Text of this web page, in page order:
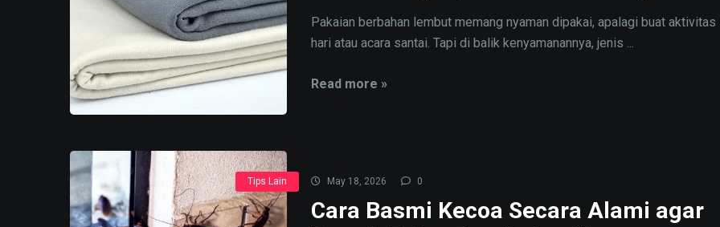
Pakaian berbahan lembut memang nyaman dipakai, apalagi buat aktivitas
hari atau acara santai. Tapi di balik kenyamanannya, jenis ...
Read more »
Tips Lain May 18, 2026 0
Cara Basmi Kecoa Secara Alami agar